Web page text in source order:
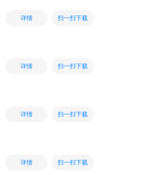
详情 扫一扫下载
详情 扫一扫下载
详情 扫一扫下载
详情 扫一扫下载